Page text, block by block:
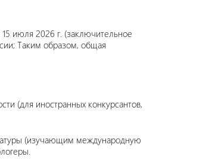
июля 2026 г. (заключительное
Таким образом, общая
(для иностранных конкурсантов,
(изучающим международную